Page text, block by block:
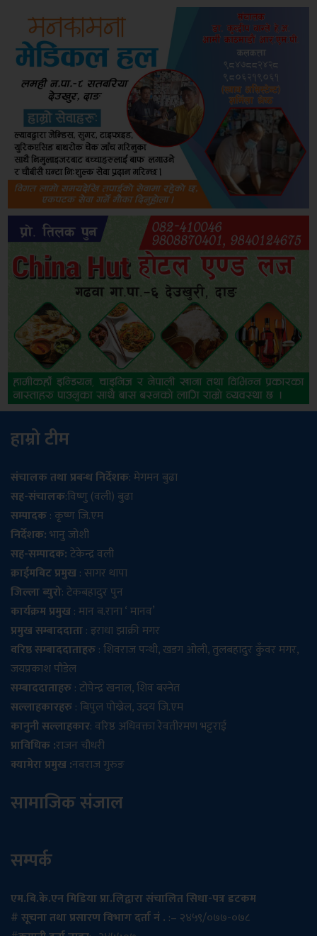
हाम्रो टीम
संचालक तथा प्रबन्ध निर्देशक: मेगमन बुढा
सह-संचालक:विष्णु (वली) बुढा
सम्पादक: कृष्ण जि.एम
निर्देशक:भानु जोशी
सह-सम्पादक:टेकेन्द्र वली
क्राईमबिट प्रमुख: सागर थापा
जिल्ला ब्युरो: टेकबहादुर पुन
कार्यक्रम प्रमुख: मान ब.राना ‘ मानव’
प्रमुख सम्बाददाता: इराधा झाक्री मगर
वरिष्ठ सम्बाददाताहरु: शिवराज पन्थी, खडग ओली, तुलबहादुर कुँवर मगर,
जयप्रकाश पौडेल
सम्बाददाताहरु: टोपेन्द्र खनाल, शिव बस्नेत
सल्लाहकारहरु: बिपुल पोख्रेल, उदय जि.एम
कानुनी सल्लाहकार: वरिष्ठ अधिवक्ता रेवतीरमण भट्टराई
प्राविधिक :राजन चौधरी
क्यामेरा प्रमुख :नवराज गुरुङ
सामाजिक संजाल
सम्पर्क
एम.बि.के.एन मिडिया प्रा.लिद्वारा संचालित सिधा-पत्र डटकम
# सूचना तथा प्रसारण विभाग दर्ता नं . :– २४५९/०७७-०७८